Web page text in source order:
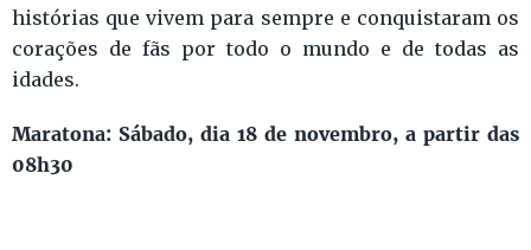
histórias que vivem para sempre e conquistaram os
corações de fãs por todo o mundo e de todas as
idades.
Maratona: Sábado, dia 18 de novembro, a partir das
08h30